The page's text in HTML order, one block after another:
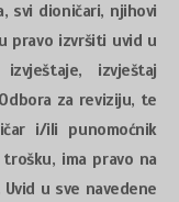
svi dioničari, njihovi
pravo izvršiti uvid u
izvještaj
za reviziju, te
i/ili punomoćnik
ima pravo na
u sve navedene